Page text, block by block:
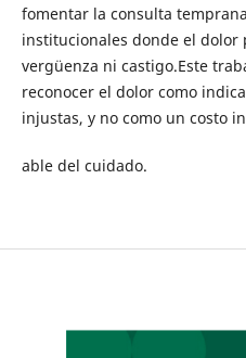
fomentar la consulta
institucionales donde el dolor
vergüenza ni castigo.Este
reconocer el dolor como
injustas, y no como un costo
able del cuidado.